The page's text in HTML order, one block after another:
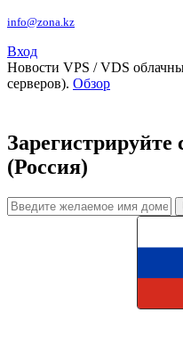
info@zona.kz
Вход
Новости VPS / VDS
серверов). Обзор
(Россия)